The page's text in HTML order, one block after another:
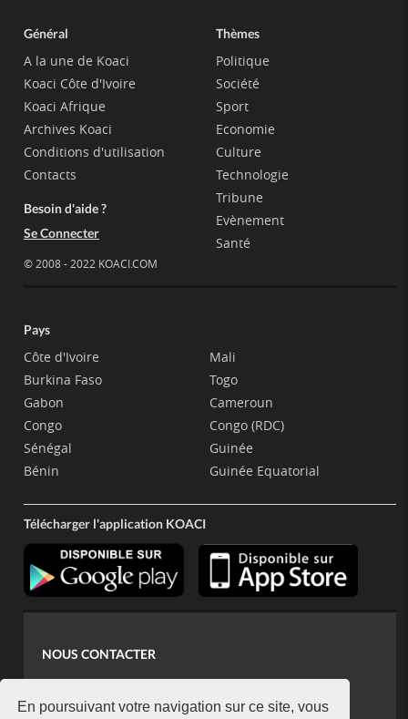
En poursuivant votre navigation sur ce site, vous
Général
A la une de Koaci
Koaci Côte d'Ivoire
Koaci Afrique
Archives Koaci
Conditions d'utilisation
Contacts
Besoin d'aide ?
Se Connecter
© 2008 - 2022 KOACI.COM
Thèmes
Politique
Société
Sport
Economie
Culture
Technologie
Tribune
Evènement
Santé
Pays
Côte d'Ivoire
Burkina Faso
Gabon
Congo
Sénégal
Bénin
Mali
Togo
Cameroun
Congo (RDC)
Guinée
Guinée Equatorial
Télécharger l'application KOACI
NOUS CONTACTER
koaci@yahoo.fr